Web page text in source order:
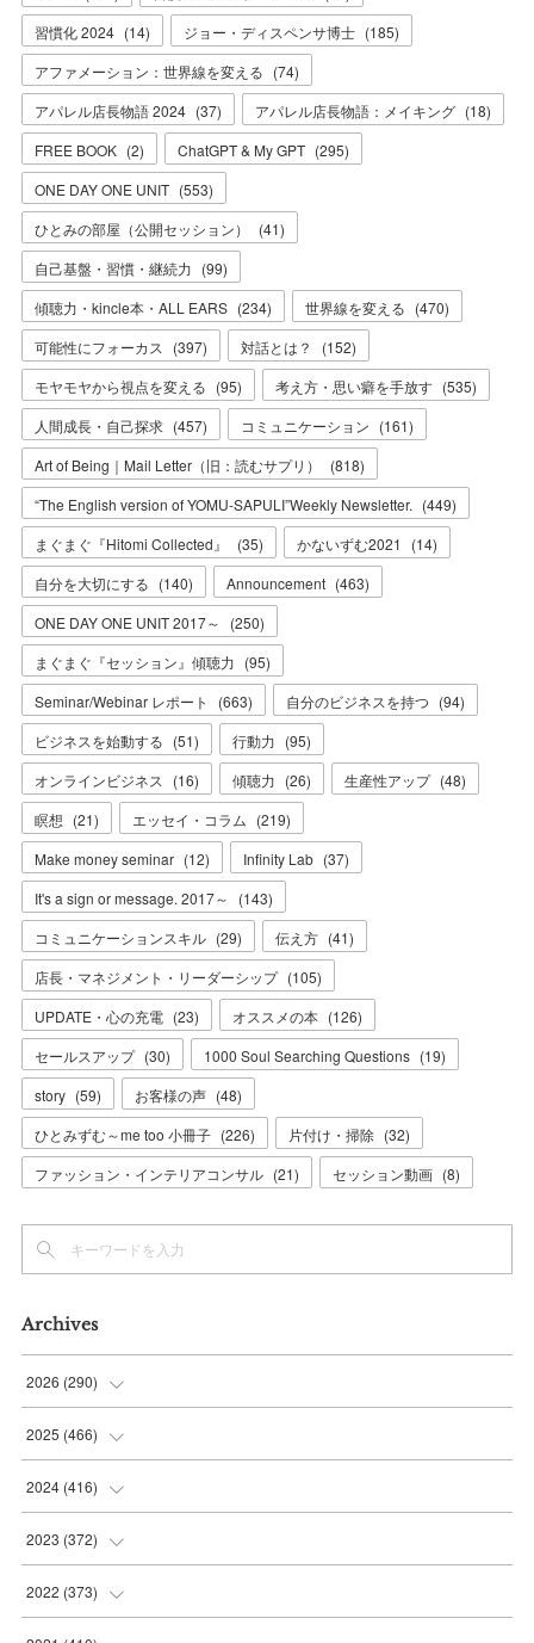
習慣化 2024 (14) ジョー・ディスペンサ博士 (185)
アファメーション：世界線を変える (74)
アパレル店長物語 2024 (37) アパレル店長物語：メイキング (18)
FREE BOOK (2) ChatGPT & My GPT (295)
ONE DAY ONE UNIT (553)
ひとみの部屋（公開セッション）
(41)
自己基盤・習慣・継続力 (99)
傾聴力・kincle本・ALL EARS (234) 世界線を変える (470)
可能性にフォーカス
(397) 対話とは？ (152)
モヤモヤから視点を変える (95) 考え方・思い癖を手放す (535)
人間成長・自己探求 (457) コミュニケーション (161)
Art of Being｜Mail Letter（旧：読むサプリ）
(818)
“The English version of YOMU-SAPULI”Weekly Newsletter. (449)
まぐまぐ『Hitomi Collected』
(35) かないずむ2021 (14)
自分を大切にする (140) Announcement (463)
ONE DAY ONE UNIT 2017～
(250)
まぐまぐ『セッション』傾聴力 (95)
Seminar/Webinar レポート
(663) 自分のビジネスを持つ (94)
ビジネスを始動する (51) 行動力 (95)
オンラインビジネス
(16) 傾聴力 (26) 生産性アップ (48)
瞑想 (21) エッセイ・コラム (219)
Make money seminar (12) Infinity Lab (37)
It's a sign or message. 2017～
(143)
コミュニケーションスキル (29) 伝え方 (41)
店長・マネジメント・リーダーシップ (105)
UPDATE・心の充電 (23) オススメの本 (126)
セールスアップ (30) 1000 Soul Searching Questions (19)
story (59) お客様の声 (48)
ひとみずむ～me too 小冊子 (226) 片付け・掃除 (32)
ファッション・インテリアコンサル (21) セッション動画 (8)
Archives
2026 (290)
(11
(36
(37
(42
2025 (466)
(56
(37
(35
(36
2024 (416)
(38
(39
(38
2023 (372)
(31
2022 (373)